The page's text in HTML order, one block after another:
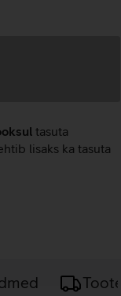
tasuta
lisaks ka tasuta